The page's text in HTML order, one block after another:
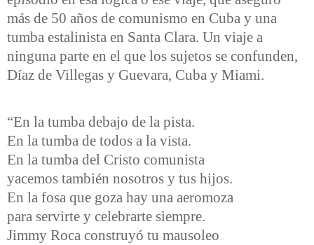
más de 50 años de comunismo en Cuba y una
tumba estalinista en Santa Clara. Un viaje a
ninguna parte en el que los sujetos se confunden,
Díaz de Villegas y Guevara, Cuba y Miami.
“En la tumba debajo de la pista.
En la tumba de todos a la vista.
En la tumba del Cristo comunista
yacemos también nosotros y tus hijos.
En la fosa que goza hay una aeromoza
para servirte y celebrarte siempre.
Jimmy Roca construyó tu mausoleo